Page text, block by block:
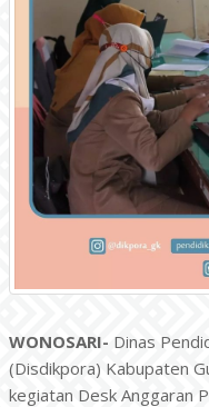
WONOSARI- Dinas
(Disdikpora) Kabupaten
kegiatan Desk Anggaran